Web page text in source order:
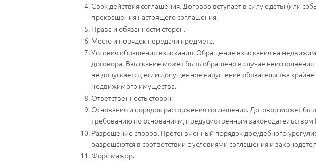
Срок действия соглашения. Договор вступает в силу с даты (или
прекращения настоящего соглашения.
Права и обязанности сторон.
Место и порядок передачи предмета.
Условия обращения взыскания. Обращение взыскания на
договора. Взыскание может быть обращено в случае
не допускается, если допущенное нарушение обязательства
недвижимого имущества.
Ответственность сторон.
Основания и порядок расторжения соглашения. Договор может
требованию по основаниям, предусмотренным законодательством
Разрешение споров. Претензионный порядок досудебного
разрешаются в соответствии с условиями соглашения и
Форс-мажор.